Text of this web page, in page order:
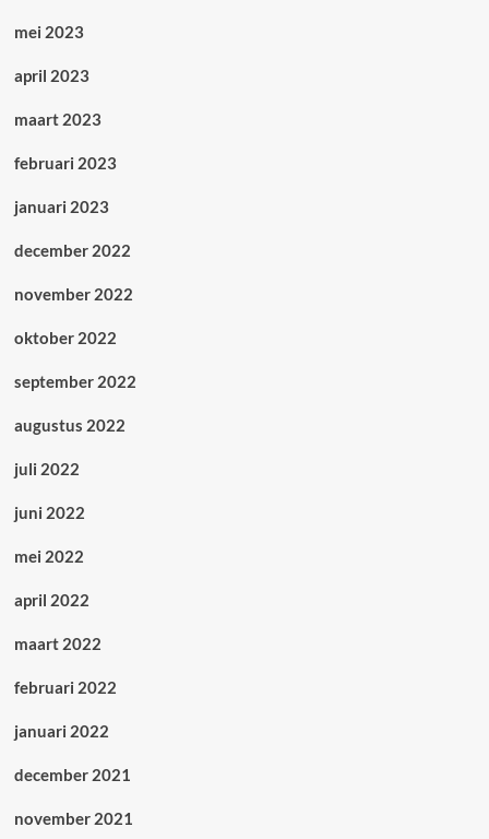
mei 2023
april 2023
maart 2023
februari 2023
januari 2023
december 2022
november 2022
oktober 2022
september 2022
augustus 2022
juli 2022
juni 2022
mei 2022
april 2022
maart 2022
februari 2022
januari 2022
december 2021
november 2021